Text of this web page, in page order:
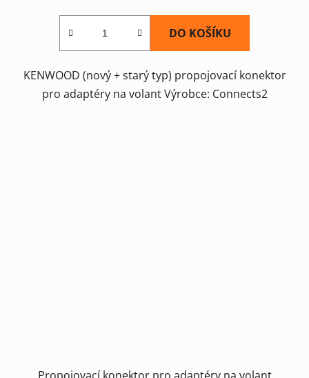
DO KOŠÍKU
KENWOOD (nový + starý typ) propojovací konektor
pro adaptéry na volant Výrobce: Connects2
Propojovací konektor pro adaptéry na volant